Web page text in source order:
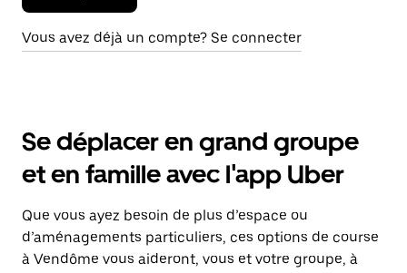
Vous avez déjà un compte? Se connecter
Se déplacer en grand groupe
et en famille avec l'app Uber
Que vous ayez besoin de plus d’espace ou
d’aménagements particuliers, ces options de course
à Vendôme vous aideront, vous et votre groupe, à